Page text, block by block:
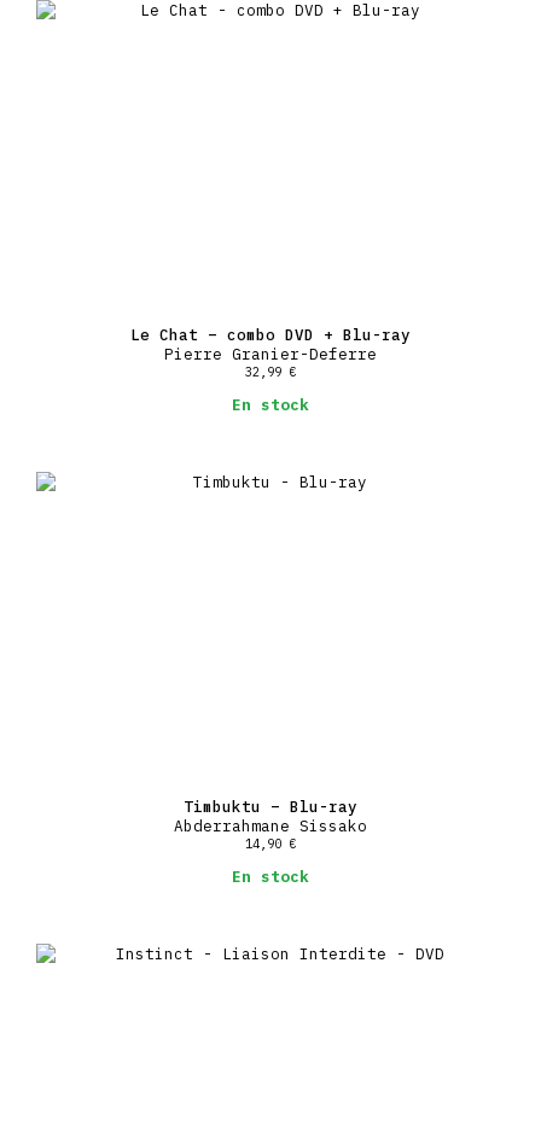
Le Chat – combo DVD + Blu-ray
Pierre Granier-Deferre
32,99 €
En stock
Timbuktu – Blu-ray
Abderrahmane Sissako
14,90 €
En stock